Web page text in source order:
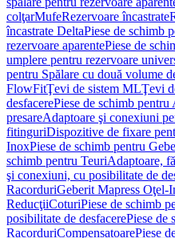
colţarMufeRezervoare încastrate
încastrate DeltaPiese de schimb
rezervoare aparentePiese de
umplere pentru rezervoare
pentru Spălare cu două volume
FlowFitŢevi de sistem MLŢevi
desfacerePiese de schimb
presareAdaptoare şi conexiuni
fitinguriDispozitive de fixare
InoxPiese de schimb pentru
schimb pentru TeuriAdaptoare,
şi conexiuni, cu posibilitate de
RacorduriGeberit Mapress Oţel-
ReducţiiCoturiPiese de schimb
posibilitate de desfacerePiese de
RacorduriCompensatoarePiese